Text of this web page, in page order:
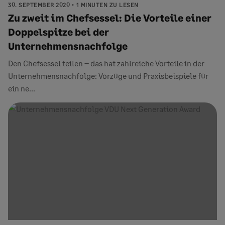
30. SEPTEMBER 2020 1 MINUTEN ZU LESEN
Zu zweit im Chefsessel: Die Vorteile einer
Doppelspitze bei der
Unternehmensnachfolge
Den Chefsessel teilen – das hat zahlreiche Vorteile in der
Unternehmensnachfolge: Vorzüge und Praxisbeispiele für
ein ne...